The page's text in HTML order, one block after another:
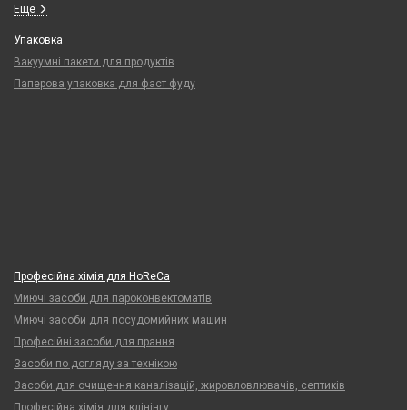
Еще
Упаковка
Вакуумні пакети для продуктів
Паперова упаковка для фаст фуду
Професійна хімія для HoReCa
Миючі засоби для пароконвектоматів
Миючі засоби для посудомийних машин
Професійні засоби для прання
Засоби по догляду за технікою
Засоби для очищення каналізацій, жировловлювачів, септиків
Професійна хімія для клінінгу